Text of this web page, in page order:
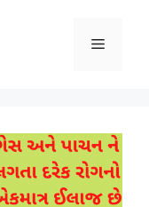
Menu